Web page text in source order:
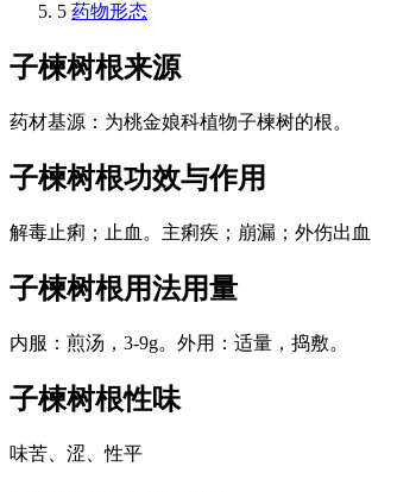
5 药物形态
子楝树根来源
药材基源：为桃金娘科植物子楝树的根。
子楝树根功效与作用
解毒止痢；止血。主痢疾；崩漏；外伤出血
子楝树根用法用量
内服：煎汤，3-9g。外用：适量，捣敷。
子楝树根性味
味苦、涩、性平